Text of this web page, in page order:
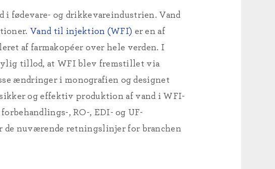
i fødevare- og drikkevareindustrien. Vand
Vand til injektion (WFI) er en af
af farmakopéer over hele verden. I
tillod, at WFI blev fremstillet via
ændringer i monografien og designet
og effektiv produktion af vand i WFI-
, RO-, EDI- og UF-
de nuværende retningslinjer for branchen